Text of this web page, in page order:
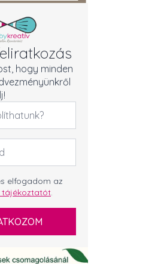
hogy minden
elfogadom az
tájékoztatót.